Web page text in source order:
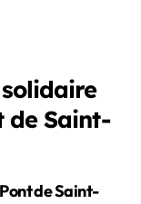
de Saint-
de Saint-